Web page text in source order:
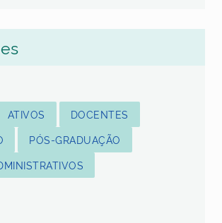
ATIVOS
DOCENTES
PÓS-GRADUAÇÃO